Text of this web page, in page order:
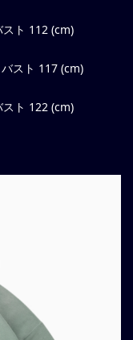
ト 112 (cm)
スト 117 (cm)
ト 122 (cm)